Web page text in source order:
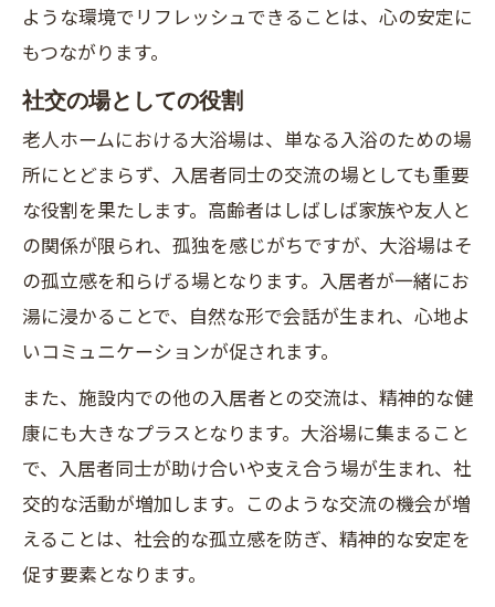
ような環境でリフレッシュできることは、心の安定に
もつながります。
社交の場としての役割
老人ホームにおける大浴場は、単なる入浴のための場
所にとどまらず、入居者同士の交流の場としても重要
な役割を果たします。高齢者はしばしば家族や友人と
の関係が限られ、孤独を感じがちですが、大浴場はそ
の孤立感を和らげる場となります。入居者が一緒にお
湯に浸かることで、自然な形で会話が生まれ、心地よ
いコミュニケーションが促されます。
また、施設内での他の入居者との交流は、精神的な健
康にも大きなプラスとなります。大浴場に集まること
で、入居者同士が助け合いや支え合う場が生まれ、社
交的な活動が増加します。このような交流の機会が増
えることは、社会的な孤立感を防ぎ、精神的な安定を
促す要素となります。